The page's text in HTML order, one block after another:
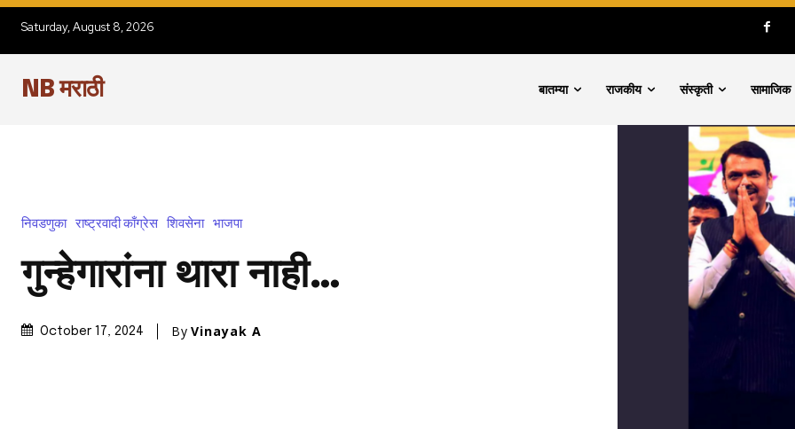
Saturday, August 8, 2026
NB मराठी बातम्या राजकीय संस्कृती सामाजिक
निवडणुका राष्ट्रवादी काँग्रेस शिवसेना भाजपा
गुन्हेगारांना थारा नाही…
October 17, 2024 By Vinayak A